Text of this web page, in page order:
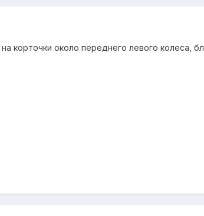
корточки около переднего левого колеса,